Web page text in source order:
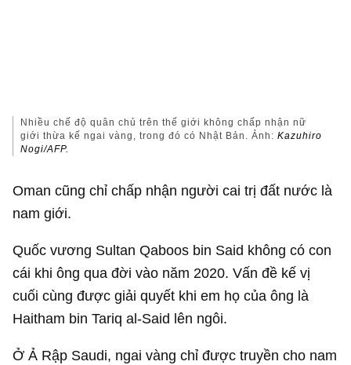
Nhiều chế độ quân chủ trên thế giới không chấp nhận nữ
giới thừa kế ngai vàng, trong đó có Nhật Bản. Ảnh:Kazuhiro
Nogi/AFP.
Oman cũng chỉ chấp nhận người cai trị đất nước là
nam giới.
Quốc vương Sultan Qaboos bin Said không có con
cái khi ông qua đời vào năm 2020. Vấn đề kế vị
cuối cùng được giải quyết khi em họ của ông là
Haitham bin Tariq al-Said lên ngôi.
Ở Ả Rập Saudi, ngai vàng chỉ được truyền cho nam